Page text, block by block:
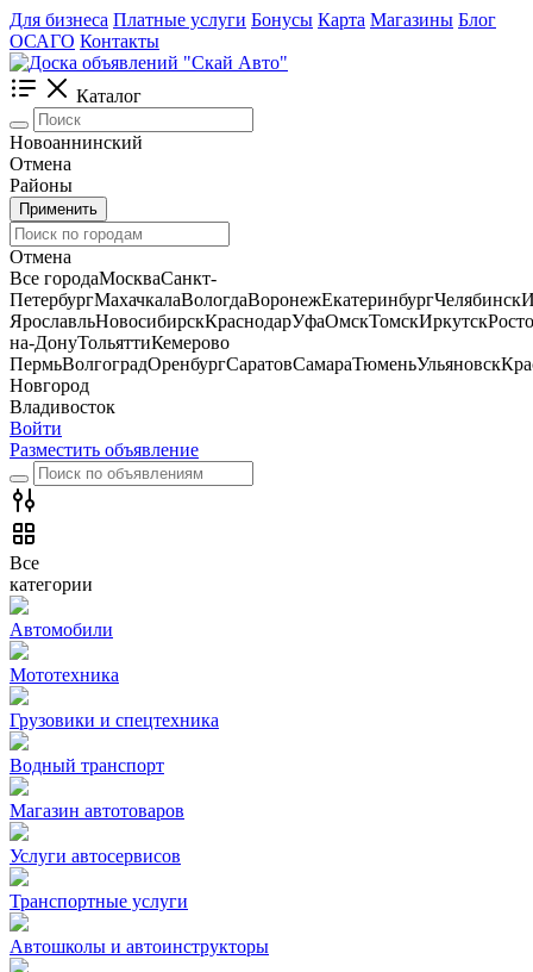
Для бизнеса Платные услуги Бонусы Карта Магазины Блог
ОСАГО Контакты
Каталог
Новоаннинский
Отмена
Районы
Применить
Отмена
Все городаМоскваСанкт-
ПетербургМахачкалаВологдаВоронежЕкатеринбургЧелябинск
ЯрославльНовосибирскКраснодарУфаОмскТомскИркутск
на-ДонуТольяттиКемерово
ПермьВолгоградОренбургСаратовСамараТюменьУльяновск
Новгород
Владивосток
Войти
Разместить объявление
Все
категории
Автомобили
Мототехника
Грузовики и спецтехника
Водный транспорт
Магазин автотоваров
Услуги автосервисов
Транспортные услуги
Автошколы и автоинструкторы